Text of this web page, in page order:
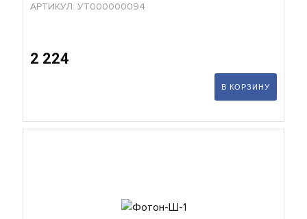
АРТИКУЛ: УТ000000094
2 224
В КОРЗИНУ